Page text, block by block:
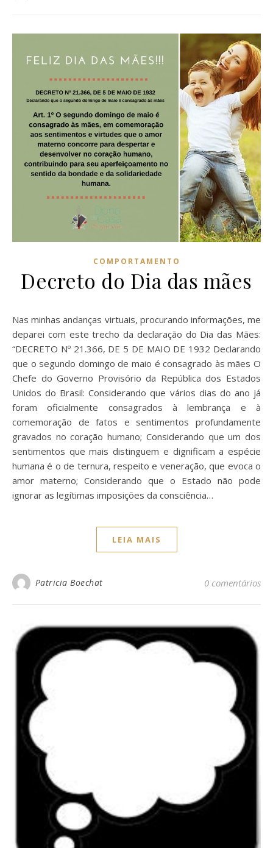
COMPORTAMENTO
Decreto do Dia das mães
Nas minhas andanças virtuais, procurando informações, me
deparei com este trecho da declaração do Dia das Mães:
“DECRETO Nº 21.366, DE 5 DE MAIO DE 1932 Declarando
que o segundo domingo de maio é consagrado às mães O
Chefe do Governo Provisório da República dos Estados
Unidos do Brasil: Considerando que vários dias do ano já
foram oficialmente consagrados à lembrança e à
comemoração de fatos e sentimentos profundamente
gravados no coração humano; Considerando que um dos
sentimentos que mais distinguem e dignificam a espécie
humana é o de ternura, respeito e veneração, que evoca o
amor materno; Considerando que o Estado não pode
ignorar as legítimas imposições da consciência…
LEIA MAIS
Patricia Boechat 0 comentários